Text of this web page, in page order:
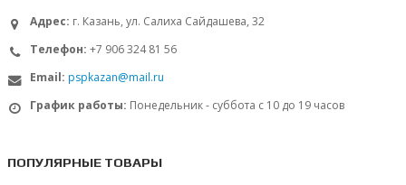
Адрес: г. Казань, ул. Салиха Сайдашева, 32
Телефон: +7 906 324 81 56
Email: pspkazan@mail.ru
График работы: Понедельник - суббота с 10 до 19 часов
ПОПУЛЯРНЫЕ ТОВАРЫ